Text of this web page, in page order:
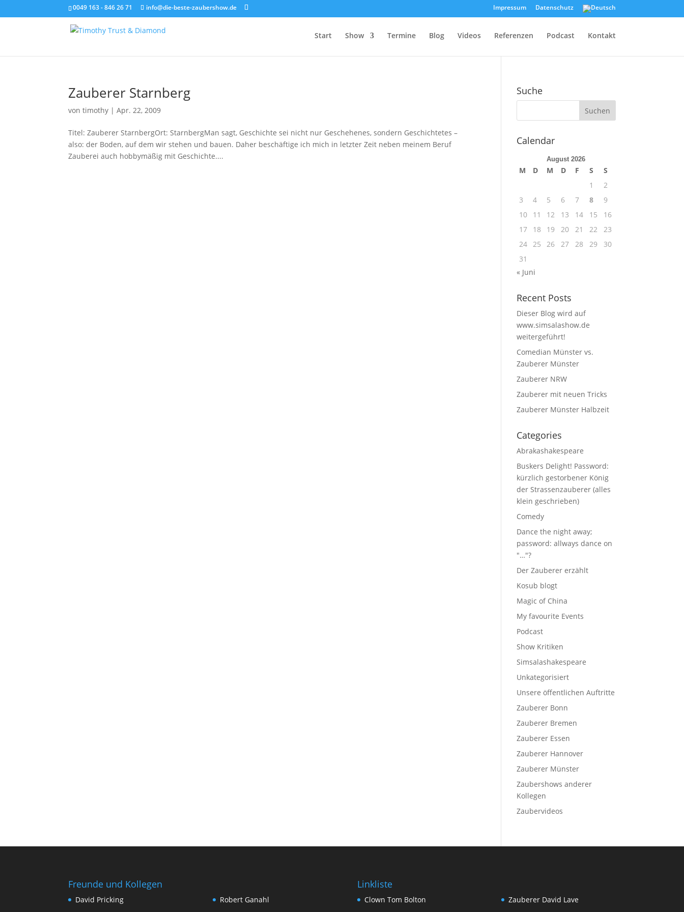
0049 163 - 846 26 71 info@die-beste-zaubershow.de Impressum Datenschutz
Start Show Termine Blog Videos Referenzen Podcast Kontakt
Zauberer Starnberg
vontimothy |Apr. 22, 2009
Titel: Zauberer StarnbergOrt: StarnbergMan sagt, Geschichte sei nicht nur Geschehenes, sondern Geschichtetes –
also: der Boden, auf dem wir stehen und bauen. Daher beschäftige ich mich in letzter Zeit neben meinem Beruf
Zauberei auch hobbymäßig mit Geschichte....
Suche
Calendar
August 2026
M D M D F S
S
1
2
3
4 5 6 7 8
9
10
11 12 13 14 15
16
17
18 19 20 21 22
23
24 25 26 27 28 29
30
31
« Juni
Recent Posts
Dieser Blog wird auf
www.simsalashow.de
weitergeführt!
Comedian Münster vs.
Zauberer Münster
Zauberer NRW
Zauberer mit neuen Tricks
Zauberer Münster Halbzeit
Categories
Abrakashakespeare
Buskers Delight! Password:
kürzlich gestorbener König
der Strassenzauberer (alles
klein geschrieben)
Comedy
Dance the night away;
password: allways dance on
"…"?
Der Zauberer erzählt
Kosub blogt
Magic of China
My favourite Events
Podcast
Show Kritiken
Simsalashakespeare
Unkategorisiert
Unsere öffentlichen Auftritte
Zauberer Bonn
Zauberer Bremen
Zauberer Essen
Zauberer Hannover
Zauberer Münster
Zaubershows anderer
Kollegen
Zaubervideos
Freunde und Kollegen
David Pricking
Robert Ganahl
Linkliste
Clown Tom Bolton
Zauberer David Lave